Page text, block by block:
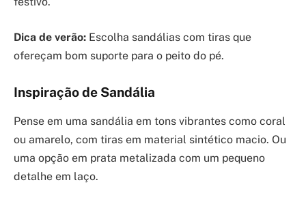
Dica de verão: Escolha sandálias com tiras que
ofereçam bom suporte para o peito do pé.
Inspiração de Sandália
Pense em uma sandália em tons vibrantes como coral
ou amarelo, com tiras em material sintético macio. Ou
uma opção em prata metalizada com um pequeno
detalhe em laço.